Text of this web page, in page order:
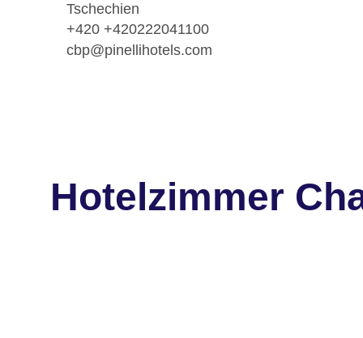
Tschechien
+420 +420222041100
cbp@pinellihotels.com
Hotelzimmer